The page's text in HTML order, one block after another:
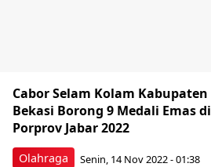
Olahraga
Cabor Selam Kolam Kabupaten
Bekasi Borong 9 Medali Emas di
Porprov Jabar 2022
Senin, 14 Nov 2022 - 01:38